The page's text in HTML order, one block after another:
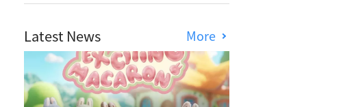
Latest News More